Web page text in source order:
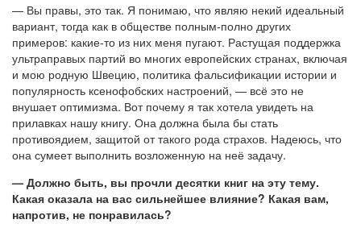
— Вы правы, это так. Я понимаю, что являю некий идеальный
вариант, тогда как в обществе полным-полно других
примеров: какие-то из них меня пугают. Растущая поддержка
ультраправых партий во многих европейских странах, включая
и мою родную Швецию, политика фальсификации истории и
популярность ксенофобских настроений, — всё это не
внушает оптимизма. Вот почему я так хотела увидеть на
прилавках нашу книгу. Она должна была бы стать
противоядием, защитой от такого рода страхов. Надеюсь, что
она сумеет выполнить возложенную на неё задачу.
— Должно быть, вы прочли десятки книг на эту тему.
Какая оказала на вас сильнейшее влияние? Какая вам,
напротив, не понравилась?